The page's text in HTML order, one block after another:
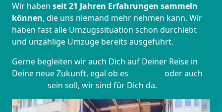
Wir haben seit21 Jahren Erfahrungen sammeln
können, die uns niemand mehr nehmen kann. Wir
haben fast alle Umzugssituation schon durchlebt
und unzählige Umzüge bereits ausgeführt.
Gerne begleiten wir auch Dich auf Deiner Reise in
Deine neue Zukunft, egal ob es
oder auch
sein soll, wir sind für Dich da.